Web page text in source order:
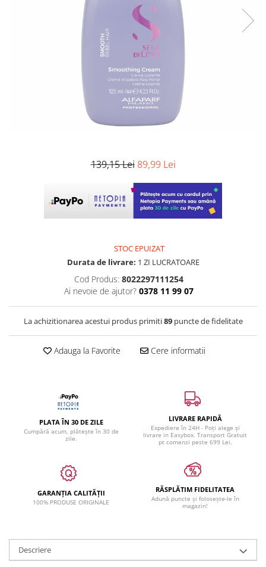
139,15 Lei 89,99 Lei
STOC EPUIZAT
Durata de livrare: 1 ZI LUCRATOARE
Cod Produs: 8022297111254
Ai nevoie de ajutor? 0378 11 99 07
La achizitionarea acestui produs primiti89puncte de fidelitate
Adauga la Favorite Cere informatii
PLATA ÎN 30 DE ZILE
Cumpără acum, plătește în 30 de
zile.
LIVRARE RAPIDĂ
Expediere în 24H - Poți alege și
livrare in Easybox. Transport Gratuit
pt comenzi peste 699 Lei.
GARANȚIA CALITĂȚII
100% PRODUSE ORIGINALE
RĂSPLĂTIM FIDELITATEA
Adună puncte și folosește-le în
magazin!
Descriere